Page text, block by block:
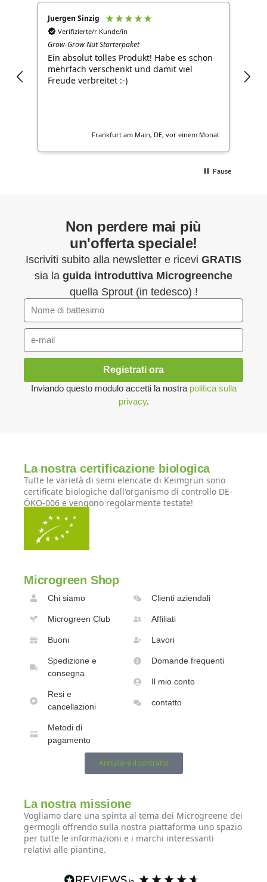
Juergen Sinzig
Verifizierte/r Kunde/in
Grow-Grow Nut Starterpaket
Ein absolut tolles Produkt! Habe es schon
mehrfach verschenkt und damit viel
Freude verbreitet :-)
Frankfurt am Main, DE, vor einem Monat
Pause
Non perdere mai più
un'offerta speciale!
Iscriviti subito alla newsletter e ricevi GRATIS
sia la guida introduttiva Microgreenche
quella Sprout (in tedesco) !
Registrati ora
Inviando questo modulo accetti la nostra politica sulla
privacy.
La nostra certificazione biologica
Tutte le varietà di semi elencate di Keimgrün sono
certificate biologiche dall'organismo di controllo DE-
ÖKO-006 e vengono regolarmente testate!
Microgreen Shop
Chi siamo
Microgreen Club
Buoni
Spedizione e
consegna
Resi e
cancellazioni
Metodi di
pagamento
Clienti aziendali
Affiliati
Lavori
Domande frequenti
Il mio conto
contatto
Annullare il contratto
La nostra missione
Vogliamo dare una spinta al tema dei Microgreene dei
germogli offrendo sulla nostra piattaforma uno spazio
per tutte le informazioni e i marchi interessanti
relativi alle piantine.